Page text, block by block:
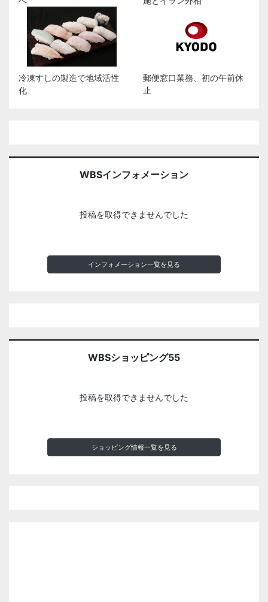
冷凍すしの製造で地域活性
化
郵便窓口業務、初の午前休
止
WBSインフォメーション
投稿を取得できませんでした
インフォメーション一覧を見る
WBSショッピング55
投稿を取得できませんでした
ショッピング情報一覧を見る